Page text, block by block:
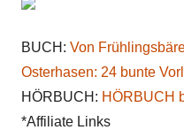
BUCH: Von
Osterhasen: 24 bunte
HÖRBUCH: HÖRBUCH
*Affiliate Links